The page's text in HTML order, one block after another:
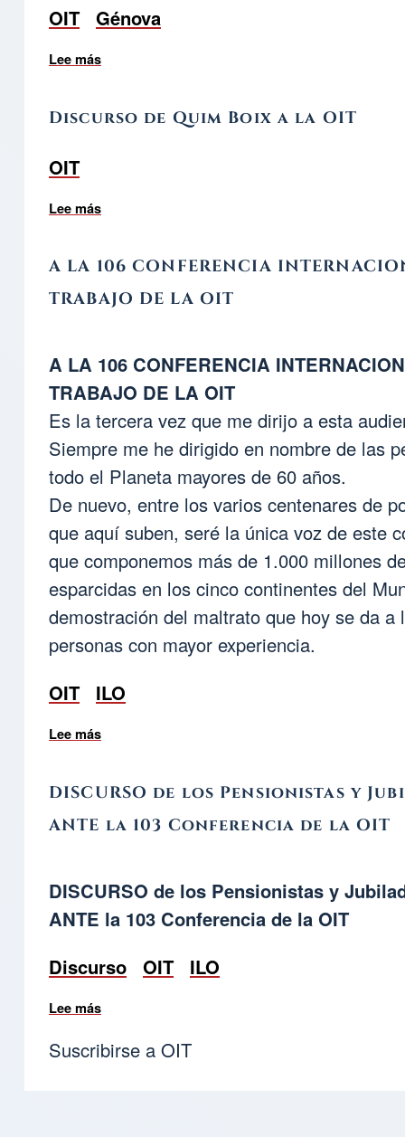
OIT Génova
Lee más
Discurso de Quim Boix a la OIT
OIT
Lee más
A LA 106 CONFERENCIA
TRABAJO DE LA OIT
A LA 106 CONFERENCIA
TRABAJO DE LA OIT
Es la tercera vez que me dirijo a esta
Siempre me he dirigido en nombre de las
todo el Planeta mayores de 60 años.
De nuevo, entre los varios centenares de
que aquí suben, seré la única voz de este
que componemos más de 1.000 millones
esparcidas en los cinco continentes del
demostración del maltrato que hoy se da a
personas con mayor experiencia.
OIT
ILO
Lee más
DISCURSO de los Pensionistas y
ANTE la 103 Conferencia de la OIT
DISCURSO de los Pensionistas y
ANTE la 103 Conferencia de la OIT
Discurso
OIT ILO
Lee más
Suscribirse a OIT